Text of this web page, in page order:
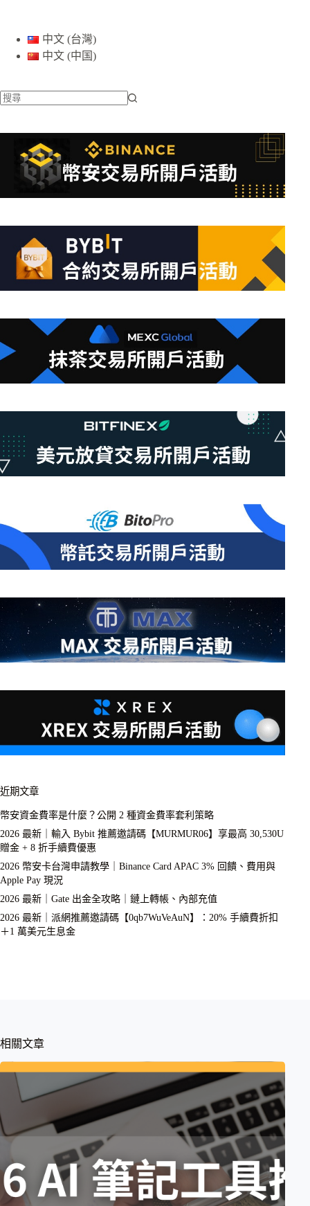
中文 (台灣)
中文 (中国)
不
條
近期文章
幣安資金費率是什麼？公開 2 種資金費率套利策略
2026 最新｜輸入 Bybit 推薦邀請碼【MURMUR06】享最高 30,530U
贈金 + 8 折手續費優惠
2026 幣安卡台灣申請教學｜Binance Card APAC 3% 回饋、費用與
Apple Pay 現況
2026 最新｜Gate 出金全攻略｜鏈上轉帳、內部充值
2026 最新｜派網推薦邀請碼【0qb7WuVeAuN】：20% 手續費折扣
＋1 萬美元生息金
相關文章